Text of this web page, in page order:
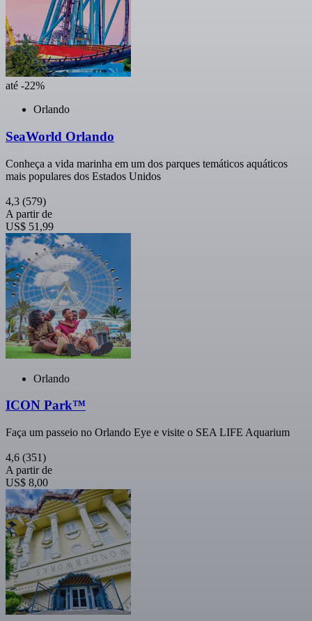
até -22%
Orlando
SeaWorld Orlando
Conheça a vida marinha em um dos parques temáticos aquáticos
mais populares dos Estados Unidos
4,3 (579)
A partir de
US$ 51,99
Orlando
ICON Park™
Faça um passeio no Orlando Eye e visite o SEA LIFE Aquarium
4,6 (351)
A partir de
US$ 8,00